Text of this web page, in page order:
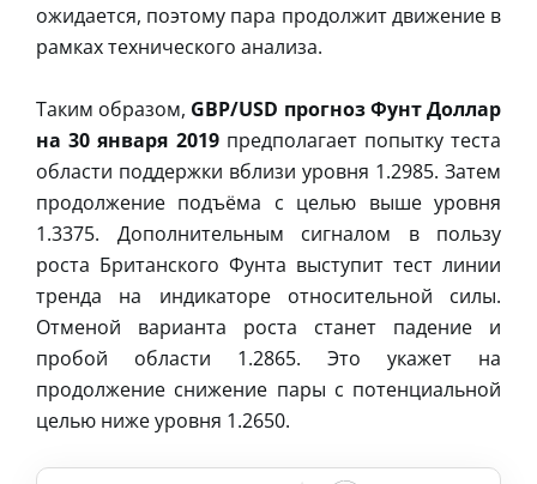
ожидается, поэтому пара продолжит движение в
рамках технического анализа.
Таким образом, GBP/USD прогноз Фунт Доллар
на 30 января 2019предполагает попытку теста
области поддержки вблизи уровня 1.2985. Затем
продолжение подъёма с целью выше уровня
1.3375. Дополнительным сигналом в пользу
роста Британского Фунта выступит тест линии
тренда на индикаторе относительной силы.
Отменой варианта роста станет падение и
пробой области 1.2865. Это укажет на
продолжение снижение пары с потенциальной
целью ниже уровня 1.2650.